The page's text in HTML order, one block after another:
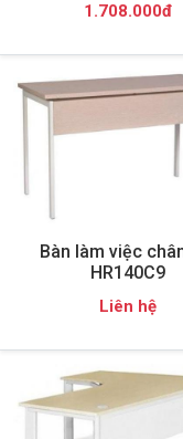
1.708.000đ
Bàn làm việc
HR140C9
Liên hệ